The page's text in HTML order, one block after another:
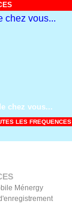
chez vous...
LES FREQUENCES
Ménergy